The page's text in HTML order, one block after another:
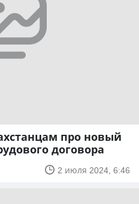
про новый
договора
2 июля 2024, 6:46